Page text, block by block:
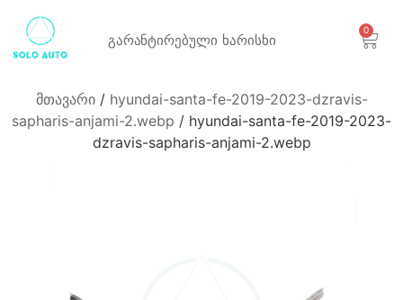
გარანტირებული ხარისხი
0
მთავარი/ hyundai-santa-fe-2019-2023-dzravis-
sapharis-anjami-2.webp / hyundai-santa-fe-2019-2023-
dzravis-sapharis-anjami-2.webp